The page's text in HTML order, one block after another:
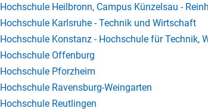
Hochschule Heilbronn, Campus Künzelsau -
Hochschule Karlsruhe - Technik und Wirtschaft
Hochschule Konstanz - Hochschule für Technik,
Hochschule Offenburg
Hochschule Pforzheim
Hochschule Ravensburg-Weingarten
Hochschule Reutlingen